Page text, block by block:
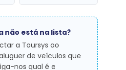
não está na lista?
a Toursys ao
de veículos que
nos qual é e